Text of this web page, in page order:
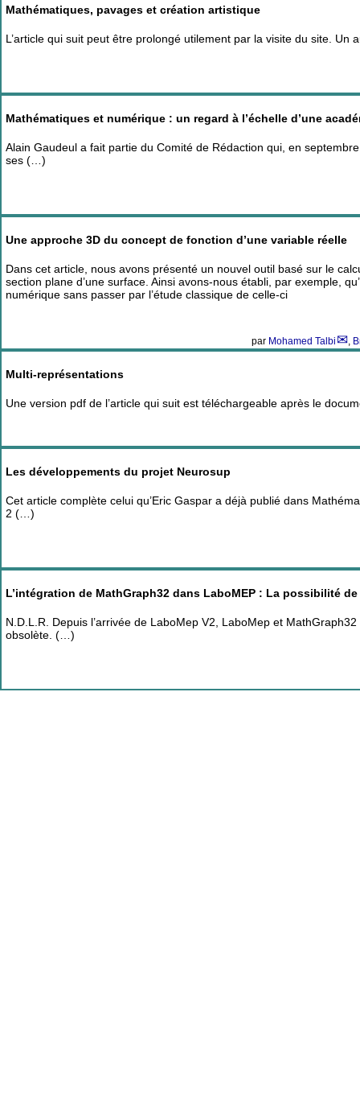
Mathématiques, pavages et création artistique
L’article qui suit peut être prolongé utilement par la visite du site.
Mathématiques et numérique : un regard à l’échelle d’une
Alain Gaudeul a fait partie du Comité de Rédaction qui, en
ses (…)
Une approche 3D du concept de fonction d’une variable réelle
Dans cet article, nous avons présenté un nouvel outil basé sur le
section plane d’une surface. Ainsi avons-nous établi, par exemple,
numérique sans passer par l’étude classique de celle-ci
par Mohamed Talbi ,
Multi-représentations
Une version pdf de l’article qui suit est téléchargeable après le
Les développements du projet Neurosup
Cet article complète celui qu’Eric Gaspar a déjà publié dans
2 (…)
L’intégration de MathGraph32 dans LaboMEP : La possibilité
N.D.L.R. Depuis l’arrivée de LaboMep V2, LaboMep et
obsolète. (…)